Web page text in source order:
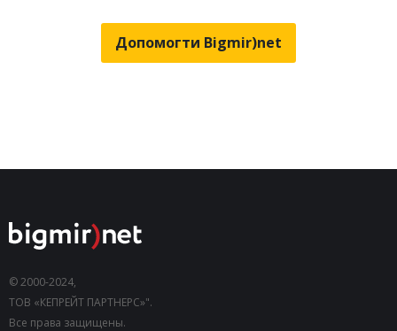
Допомогти Bigmir)net
© 2000-2024,
ТОВ «КЕПРЕЙТ ПАРТНЕРС»".
Все права защищены.